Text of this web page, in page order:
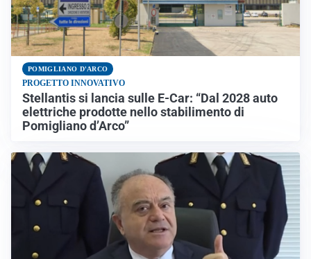
POMIGLIANO D'ARCO
PROGETTO INNOVATIVO
Stellantis si lancia sulle E-Car: “Dal 2028 auto
elettriche prodotte nello stabilimento di
Pomigliano d’Arco”